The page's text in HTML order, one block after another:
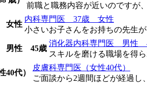
前職と職務内容が近いのですが
内科専門医 37歳 女性
小さいお子さんをお持ちの先生
消化器内科専門医 男性
スキルを磨ける職場を得
皮膚科専門医（女性40代）
ご面談から2週間ほどが経過し